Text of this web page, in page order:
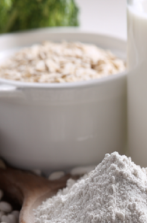
Ваш телефон:*
Ваш e-mail:*